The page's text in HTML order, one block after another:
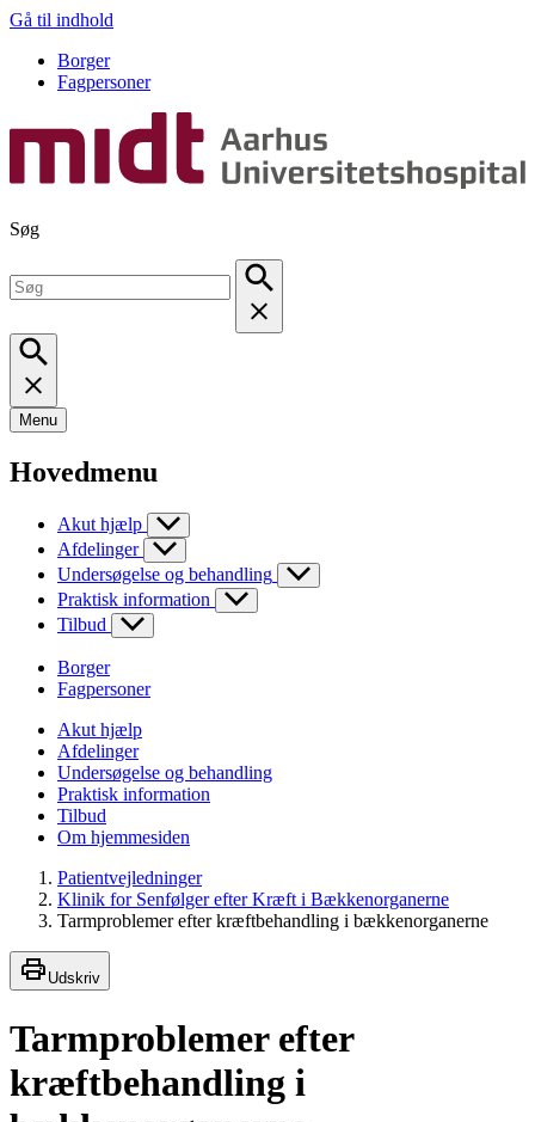
Gå til indhold
Borger
Fagpersoner
Søg
Menu
Hovedmenu
Akut hjælp
Afdelinger
Undersøgelse og behandling
Praktisk information
Tilbud
Borger
Fagpersoner
Akut hjælp
Afdelinger
Undersøgelse og behandling
Praktisk information
Tilbud
Om hjemmesiden
Patientvejledninger
Klinik for Senfølger efter Kræft i Bækkenorganerne
Tarmproblemer efter kræftbehandling i bækkenorganerne
Udskriv
Tarmproblemer efter
kræftbehandling i